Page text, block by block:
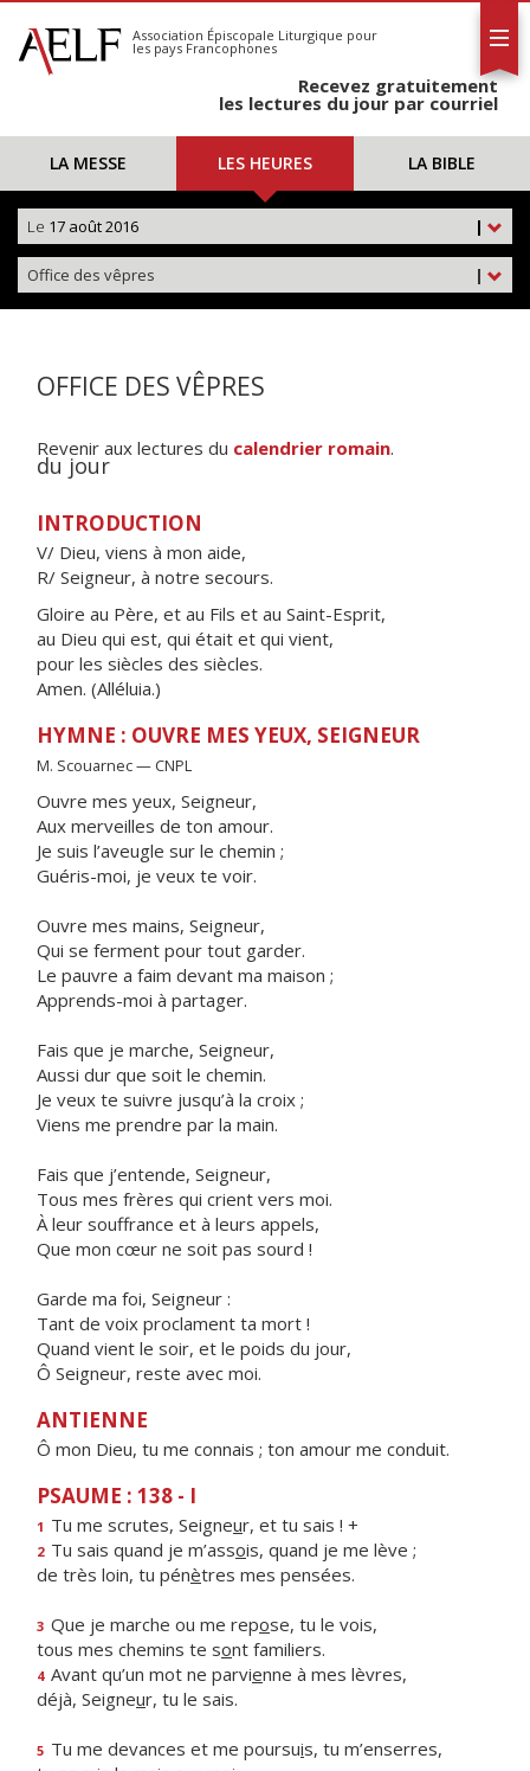
S'abonner
Calendrier
Association Épiscopale Liturgique pour
les pays Francophones
Recevez gratuitement
les lectures du jour par courriel
LA MESSE LES HEURES LA BIBLE
|
Le 17 août 2016
|
Office des vêpres
OFFICE DES VÊPRES
Revenir aux lectures du calendrier romain.
du jour
INTRODUCTION
V/ Dieu, viens à mon aide,
R/ Seigneur, à notre secours.
Gloire au Père, et au Fils et au Saint-Esprit,
au Dieu qui est, qui était et qui vient,
pour les siècles des siècles.
Amen. (Alléluia.)
HYMNE : OUVRE MES YEUX, SEIGNEUR
M. Scouarnec — CNPL
Ouvre mes yeux, Seigneur,
Aux merveilles de ton amour.
Je suis l’aveugle sur le chemin ;
Guéris-moi, je veux te voir.
Ouvre mes mains, Seigneur,
Qui se ferment pour tout garder.
Le pauvre a faim devant ma maison ;
Apprends-moi à partager.
Fais que je marche, Seigneur,
Aussi dur que soit le chemin.
Je veux te suivre jusqu’à la croix ;
Viens me prendre par la main.
Fais que j’entende, Seigneur,
Tous mes frères qui crient vers moi.
À leur souffrance et à leurs appels,
Que mon cœur ne soit pas sourd !
Garde ma foi, Seigneur :
Tant de voix proclament ta mort !
Quand vient le soir, et le poids du jour,
Ô Seigneur, reste avec moi.
ANTIENNE
Ô mon Dieu, tu me connais ; ton amour me conduit.
PSAUME : 138 - I
1 Tu me scrutes, Seigneur, et tu sais ! +
2 Tu sais quand je m’assois, quand je me lève ;
de très loin, tu pénètres mes pensées.
3 Que je marche ou me repose, tu le vois,
tous mes chemins te sont familiers.
4 Avant qu’un mot ne parvienne à mes lèvres,
déjà, Seigneur, tu le sais.
5 Tu me devances et me poursuis, tu m’enserres,